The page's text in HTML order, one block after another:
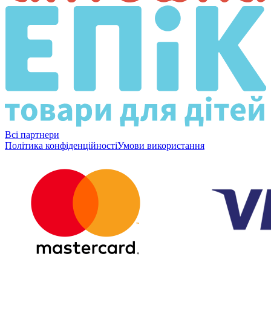
Всі партнери
Політика конфіденційностіУмови використання